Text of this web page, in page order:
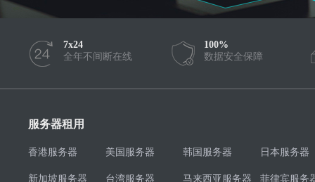
7x24
全年不间断在线
100%
数据安全保障
服务器租用
香港服务器 美国服务器 韩国服务器 日本服务器
新加坡服务器 台湾服务器 马来西亚服务器 菲律宾服务